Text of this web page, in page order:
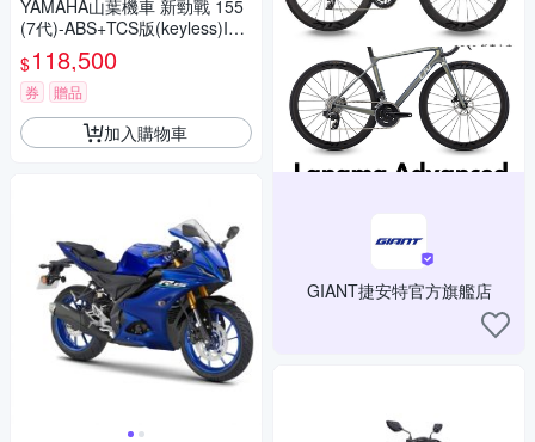
YAMAHA山葉機車 新勁戰 155
(7代)-ABS+TCS版(keyless)IC
ON BLUE 競技藍 藍黑 -2026年
$118,500
券 贈品
加入購物車
GIANT捷安特官方旗艦店